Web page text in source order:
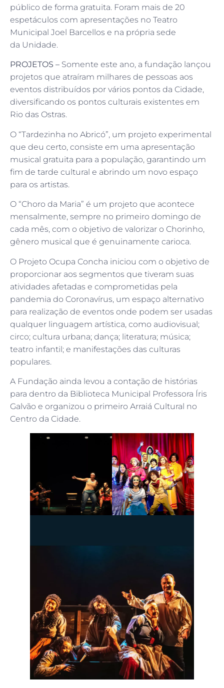
público de forma gratuita. Foram mais de 20
espetáculos com apresentações no Teatro
Municipal Joel Barcellos e na própria sede
da Unidade.
PROJETOS – Somente este ano, a fundação lançou
projetos que atraíram milhares de pessoas aos
eventos distribuídos por vários pontos da Cidade,
diversificando os pontos culturais existentes em
Rio das Ostras.
O “Tardezinha no Abricó”, um projeto experimental
que deu certo, consiste em uma apresentação
musical gratuita para a população, garantindo um
fim de tarde cultural e abrindo um novo espaço
para os artistas.
O “Choro da Maria” é um projeto que acontece
mensalmente, sempre no primeiro domingo de
cada mês, com o objetivo de valorizar o Chorinho,
gênero musical que é genuinamente carioca.
O Projeto Ocupa Concha iniciou com o objetivo de
proporcionar aos segmentos que tiveram suas
atividades afetadas e comprometidas pela
pandemia do Coronavírus, um espaço alternativo
para realização de eventos onde podem ser usadas
qualquer linguagem artística, como audiovisual;
circo; cultura urbana; dança; literatura; música;
teatro infantil; e manifestações das culturas
populares.
A Fundação ainda levou a contação de histórias
para dentro da Biblioteca Municipal Professora Íris
Galvão e organizou o primeiro Arraiá Cultural no
Centro da Cidade.